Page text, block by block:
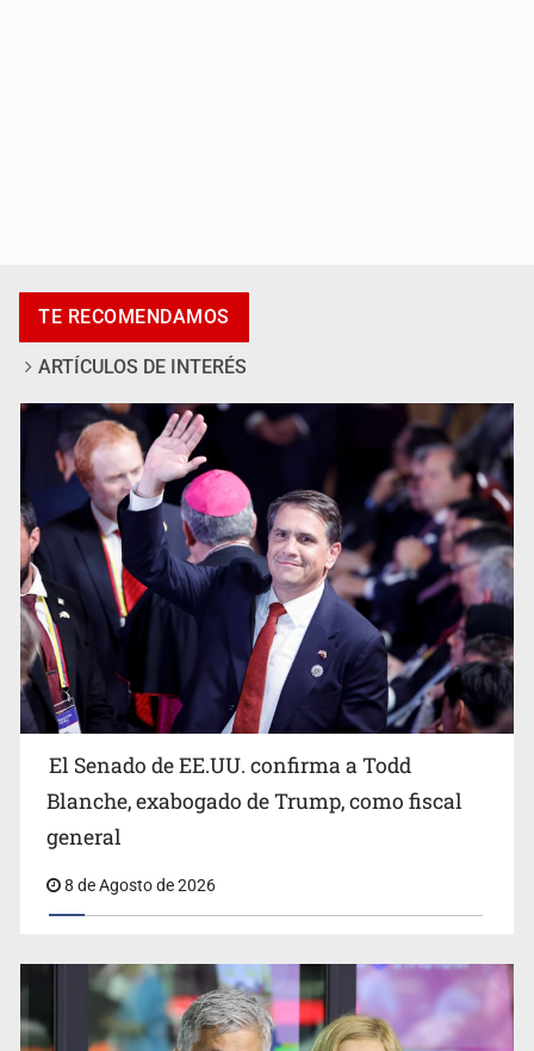
Cae en Zapopan prófugo estadounidense buscado por
Interpol
Avalan rebaja del Siapa para 203 colonias
Realizan primera boda de personas sordas en Zapopan
TE RECOMENDAMOS
ARTÍCULOS DE INTERÉS
El Senado de EE.UU. confirma a Todd
Blanche, exabogado de Trump, como fiscal
general
8 de Agosto de 2026